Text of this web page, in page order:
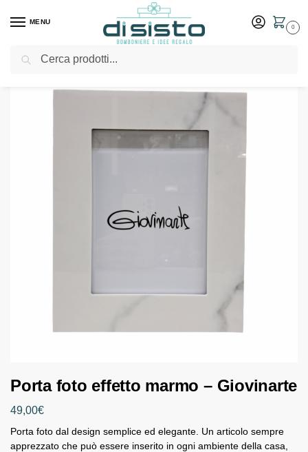
MENU
0
Home Shop Idee Regalo
Porta foto effetto marmo – Giovinarte
49,00€
Porta foto dal design semplice ed elegante. Un articolo sempre
apprezzato che può essere inserito in ogni ambiente della casa,